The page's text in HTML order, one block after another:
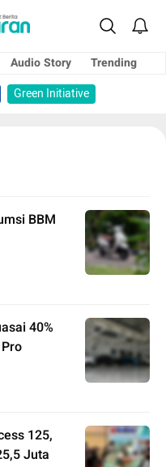
Audio Story
Trending
Green Initiative
BBM
40%
125,
Juta